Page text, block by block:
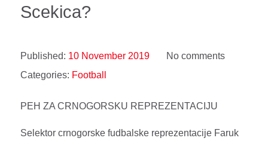
Scekica?
Published: 10 November 2019
No comments
Categories: Football
PEH ZA CRNOGORSKU REPREZENTACIJU
Selektor crnogorske fudbalske reprezentacije Faruk